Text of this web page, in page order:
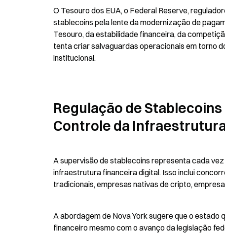
O Tesouro dos EUA, o Federal Reserve,
stablecoins pela lente da modernização de
Tesouro, da estabilidade financeira, da
tenta criar salvaguardas operacionais em torno
institucional.
Regulação de
Controle da
A supervisão de stablecoins representa cada
infraestrutura financeira digital. Isso inclui
tradicionais, empresas nativas de cripto,
A abordagem de Nova York sugere que o
financeiro mesmo com o avanço da legislação